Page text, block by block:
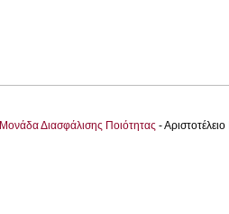
Μονάδα Διασφάλισης Ποιότητας -